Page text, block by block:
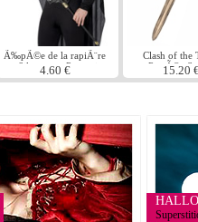
Ã‰pÃ©e de la rapiÃ¨re
et ?il masque Pvc noir
4.60 €
Clash of the
PersÃ©e
15.20